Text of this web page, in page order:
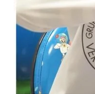
Atención a
Dependencia